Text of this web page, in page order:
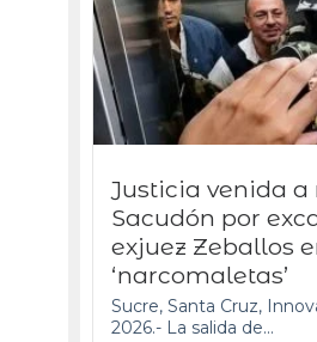
Justicia venida a
Sacudón por
exjuez Zeballos
‘narcomaletas’
Sucre, Santa Cruz,
2026.- La salida de...